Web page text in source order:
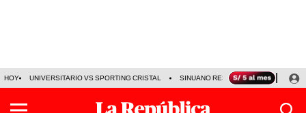
HOY UNIVERSITARIO VS SPORTING CRISTAL SINUANO RESULTADOS HOY